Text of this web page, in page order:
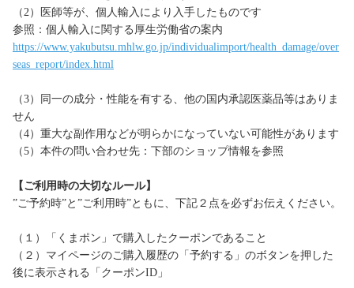
（2）医師等が、個人輸入により入手したものです
参照：個人輸入に関する厚生労働省の案内
https://www.yakubutsu.mhlw.go.jp/individualimport/health_damage/over
seas_report/index.html
（3）同一の成分・性能を有する、他の国内承認医薬品等はありま
せん
（4）重大な副作用などが明らかになっていない可能性があります
（5）本件の問い合わせ先：下部のショップ情報を参照
【ご利用時の大切なルール】
”ご予約時”と”ご利用時”ともに、下記２点を必ずお伝えください。
（１）「くまポン」で購入したクーポンであること
（２）マイページのご購入履歴の「予約する」のボタンを押した
後に表示される「クーポンID」